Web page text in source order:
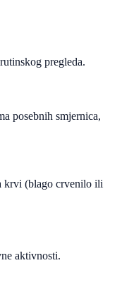
pregleda.
posebnih smjernica,
krvi (blago crvenilo ili
aktivnosti.